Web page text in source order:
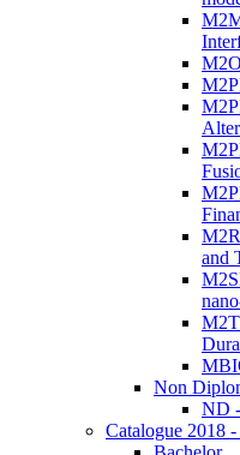
and
Non
ND
Catalogue 2018